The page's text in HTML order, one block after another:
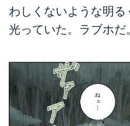
わしくないような明る
光っていた。ラブホだ